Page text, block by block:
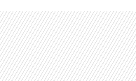
Skip to main content